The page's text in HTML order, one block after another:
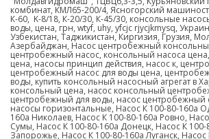
комбинат, КМЛ65-200/4, Ясногорский
К-60, K-8/18, К-20/30, К-45/30, консольные
воды, цена, грн, wtyf, uhy, yfcjc rjycjkmysq,
Узбекистан, Таджикистан, Киргизия, Грузия,
Азербайджан, Насос центробежный
центробежный насос, консольный насоса
цена, насосы принцип действия, насос к,
центробежный насос для воды цена,
воды, купить консольный насосный агрегат в
консольный цена, насос консольный
центробежный для воды, насос центробежный
насосы горизонтальные, Насос К 100-80-160а
160а Николаев, Насос К 100-80-160а Ровно,
Сумы, Насос К 100-80-160а Донецк, Насос К 100-
Запорожье, Насос К 100-80-160а Луганск, Насос